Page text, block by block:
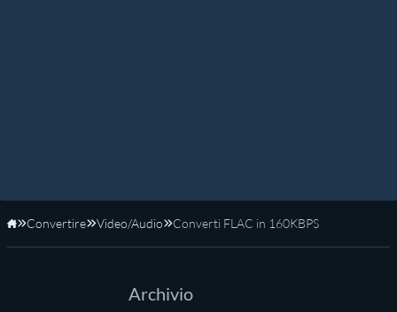
Home
Convertire Video/Audio Converti FLAC in 160KBPS
Archivio